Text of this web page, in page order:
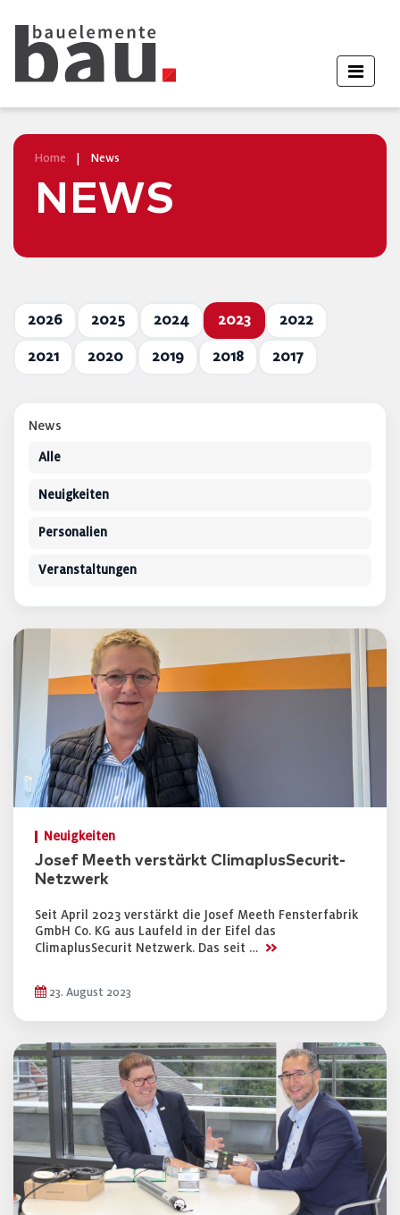
Home News
NEWS
2026 2025 2024 2023 2022
2021 2020 2019 2018 2017
Neuigkeiten
Josef Meeth verstärkt ClimaplusSecurit-
Netzwerk
Seit April 2023 verstärkt die Josef Meeth Fensterfabrik
GmbH Co. KG aus Laufeld in der Eifel das
ClimaplusSecurit Netzwerk. Das seit … >>
23. August 2023
News
Alle
Neuigkeiten
Personalien
Veranstaltungen